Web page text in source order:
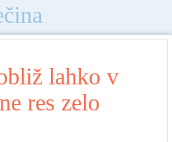
lahko v
res zelo